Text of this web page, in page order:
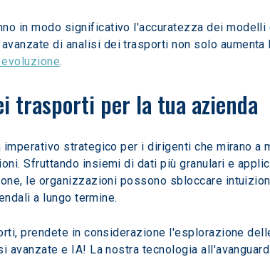
di analisi dei trasporti non solo
.
trasporti per la tua azienda
strategico per i dirigenti che mirano
Sfruttando insiemi di dati più granulari e
le organizzazioni possono sbloccare
a lungo termine.
prendete in considerazione l'esplorazione
avanzate e IA! La nostra tecnologia